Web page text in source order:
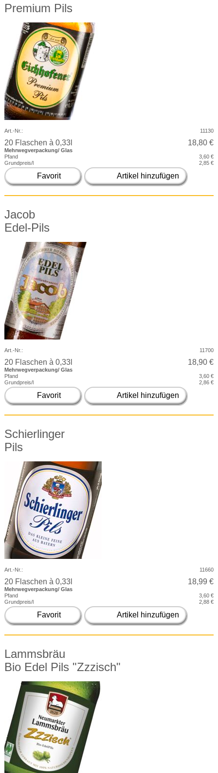
Premium Pils
Art.-Nr.: 11130
20 Flaschen à 0,33l 18,80 €
Mehrwegverpackung/ Glas
Pfand
3,60 €
Grundpreis/l
2,85 €
Favorit Artikel hinzufügen
Jacob
Edel-Pils
Art.-Nr.: 11700
20 Flaschen à 0,33l 18,90 €
Mehrwegverpackung/ Glas
Pfand
3,60 €
Grundpreis/l
2,86 €
Favorit Artikel hinzufügen
Schierlinger
Pils
Art.-Nr.: 11660
20 Flaschen à 0,33l 18,99 €
Mehrwegverpackung/ Glas
Pfand
3,60 €
Grundpreis/l
2,88 €
Favorit Artikel hinzufügen
Lammsbräu
Bio Edel Pils "Zzzisch"